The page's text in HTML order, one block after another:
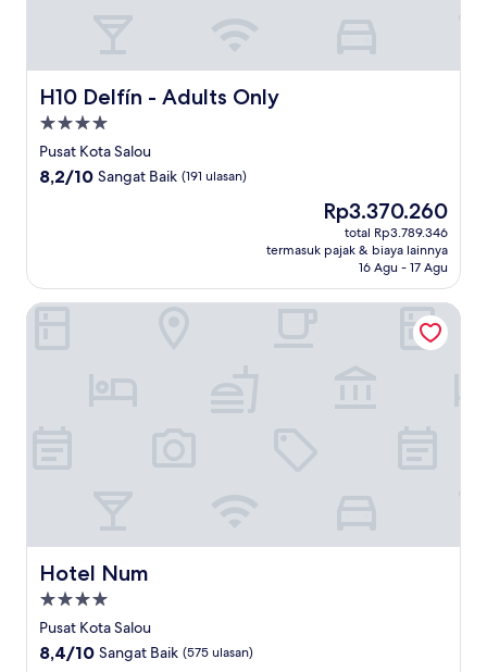
H10 Delfín - Adults Only
H10 Delfín - Adults Only
Properti
bintang
4.0
Pusat Kota Salou
8.2
ulasan)
8,2/10 Sangat Baik (191 ulasan)
Harga
sekarang
Rp3.370.260
Rp3.370.260
total Rp3.789.346
termasuk pajak & biaya lainnya
16 Agu - 17 Agu
Hotel Num
Hotel Num
Properti
bintang
4.0
Pusat Kota Salou
8.4
8,4/10 Sangat Baik (575 ulasan)
Hotel Num